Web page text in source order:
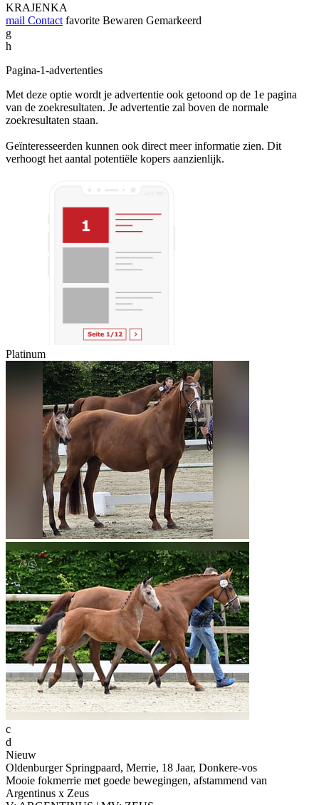
KRAJENKA
mail Contact favorite Bewaren Gemarkeerd
g
h
Pagina-1-advertenties
Met deze optie wordt je advertentie ook getoond op de 1e pagina
van de zoekresultaten. Je advertentie zal boven de normale
zoekresultaten staan.
Geïnteresseerden kunnen ook direct meer informatie zien. Dit
verhoogt het aantal potentiële kopers aanzienlijk.
Platinum
c
d
Nieuw
Oldenburger Springpaard, Merrie, 18 Jaar, Donkere-vos
Mooie fokmerrie met goede bewegingen, afstammend van
Argentinus x Zeus